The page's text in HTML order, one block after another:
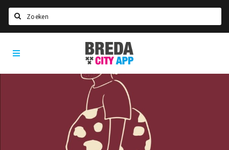
Home
Agenda
Nieuws, interviews & blogs
Breda
City
App